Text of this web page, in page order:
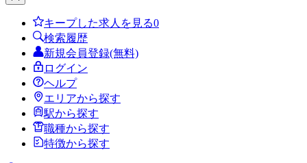
キープした求人を見る0
検索履歴
新規会員登録(無料)
ログイン
ヘルプ
エリアから探す
駅から探す
職種から探す
特徴から探す